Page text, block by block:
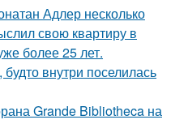
Адлер несколько
свою квартиру в
более 25 лет.
внутри поселилась
Grande Bibliotheca на